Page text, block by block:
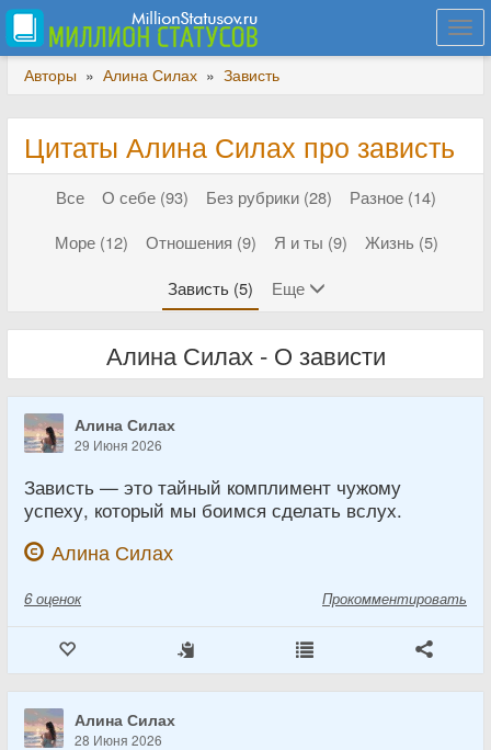
Авторы » Алина Силах » Зависть
Цитаты Алина Силах про зависть
Все О себе (93) Без рубрики (28)
Разное (14)
Море (12)
Отношения (9) Я и ты (9)
Жизнь (5)
Зависть (5)
Еще
Алина Силах - О зависти
Алина Силах
29 Июня 2026
Зависть — это тайный комплимент чужому
успеху, который мы боимся сделать вслух.
Алина Силах
6 оценок Прокомментировать
Алина Силах
28 Июня 2026